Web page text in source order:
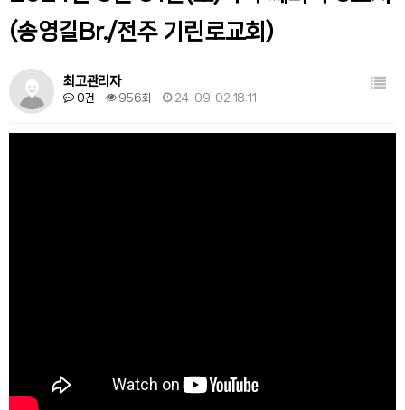
(송영길Br./전주 기린로교회)
최고관리자
0건 956회 24-09-02 18:11